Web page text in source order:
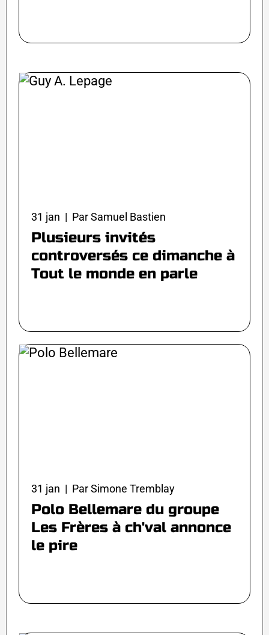
31 jan | Par Samuel Bastien
Plusieurs invités
controversés ce dimanche à
Tout le monde en parle
31 jan | Par Simone Tremblay
Polo Bellemare du groupe
Les Frères à ch'val annonce
le pire